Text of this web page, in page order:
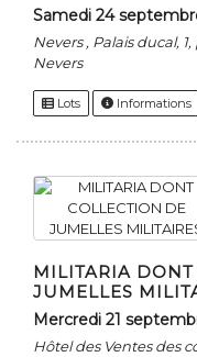
samedi 24
Nevers , Palais ducal,
Nevers
Lots Informations
MILITARIA
JUMELLES
mercredi 21
Hôtel des Ventes des